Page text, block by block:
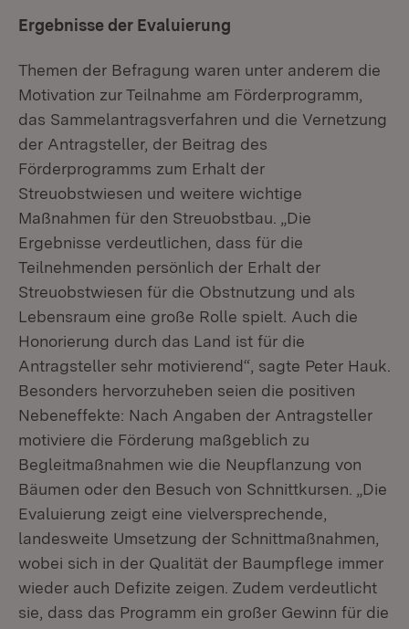
Ergebnisse der Evaluierung
Themen der Befragung waren unter anderem die
Motivation zur Teilnahme am Förderprogramm,
das Sammelantragsverfahren und die Vernetzung
der Antragsteller, der Beitrag des
Förderprogramms zum Erhalt der
Streuobstwiesen und weitere wichtige
Maßnahmen für den Streuobstbau. „Die
Ergebnisse verdeutlichen, dass für die
Teilnehmenden persönlich der Erhalt der
Streuobstwiesen für die Obstnutzung und als
Lebensraum eine große Rolle spielt. Auch die
Honorierung durch das Land ist für die
Antragsteller sehr motivierend“, sagte Peter Hauk.
Besonders hervorzuheben seien die positiven
Nebeneffekte: Nach Angaben der Antragsteller
motiviere die Förderung maßgeblich zu
Begleitmaßnahmen wie die Neupflanzung von
Bäumen oder den Besuch von Schnittkursen. „Die
Evaluierung zeigt eine vielversprechende,
landesweite Umsetzung der Schnittmaßnahmen,
wobei sich in der Qualität der Baumpflege immer
wieder auch Defizite zeigen. Zudem verdeutlicht
sie, dass das Programm ein großer Gewinn für die